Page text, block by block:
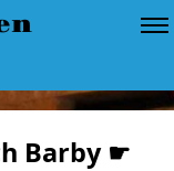
Barby ☛